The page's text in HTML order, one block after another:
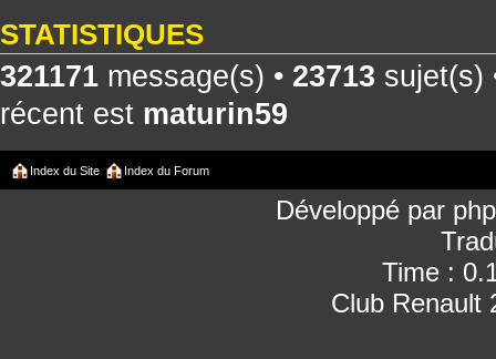
STATISTIQUES
321171 message(s) • 23713 sujet(s)
récent est maturin59
Index du Site Index du Forum
Développé par
Time :
Club Renault